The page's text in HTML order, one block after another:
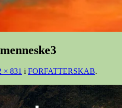
× 831 i FORFATTERSKAB.